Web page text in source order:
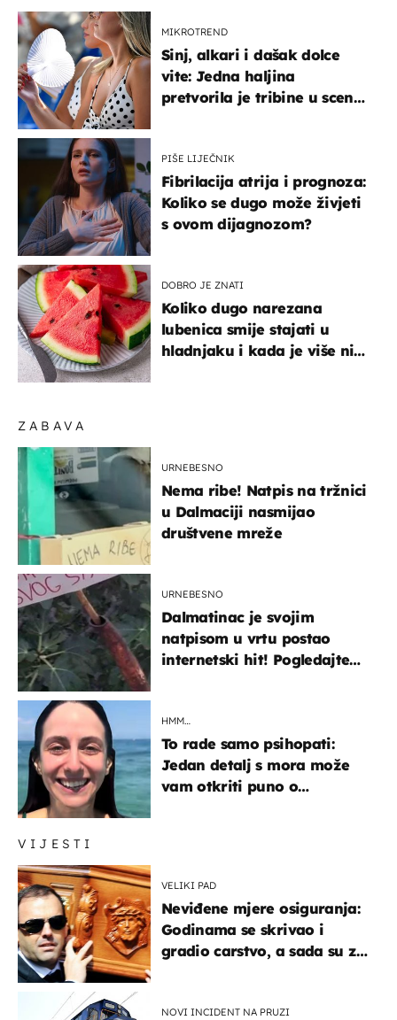
VIJESTI
VELIKI PAD
Neviđene mjere osiguranja:
Godinama se skrivao i
gradio carstvo, a sada su za
NOVI INCIDENT NA PRUZI
ZABAVA
URNEBESNO
Nema ribe! Natpis na tržnici
u Dalmaciji nasmijao
društvene mreže
URNEBESNO
Dalmatinac je svojim
natpisom u vrtu postao
internetski hit! Pogledajte
HMM…
To rade samo psihopati:
Jedan detalj s mora može
vam otkriti puno o
MIKROTREND
Sinj, alkari i dašak dolce
vite: Jedna haljina
pretvorila je tribine u scenu
PIŠE LIJEČNIK
Fibrilacija atrija i prognoza:
Koliko se dugo može živjeti
s ovom dijagnozom?
DOBRO JE ZNATI
Koliko dugo narezana
lubenica smije stajati u
hladnjaku i kada je više nije